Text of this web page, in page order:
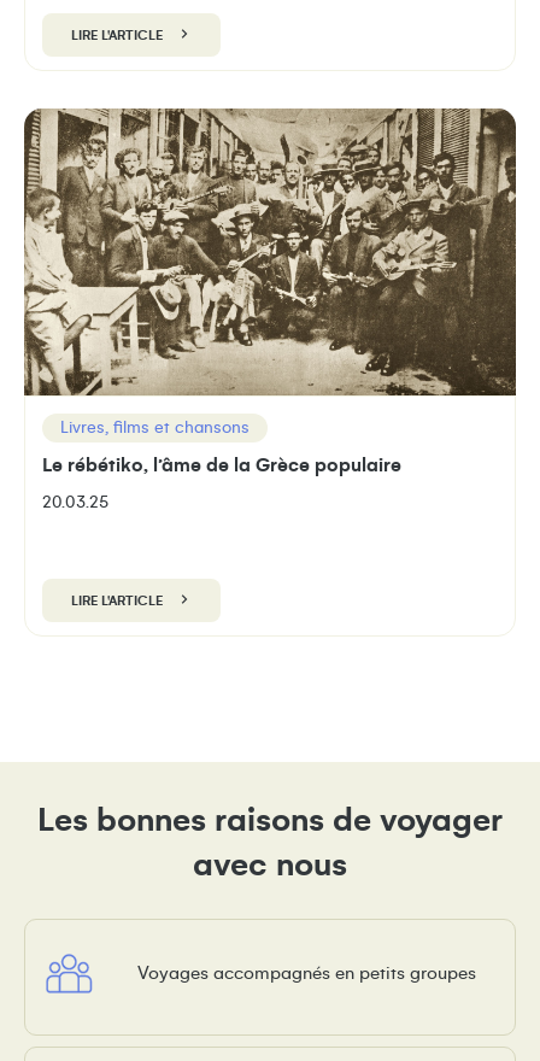
LIRE L'ARTICLE
Livres, films et chansons
Le rébétiko, l’âme de la Grèce populaire
20.03.25
LIRE L'ARTICLE
Les bonnes raisons de voyager
avec nous
Voyages accompagnés en petits groupes